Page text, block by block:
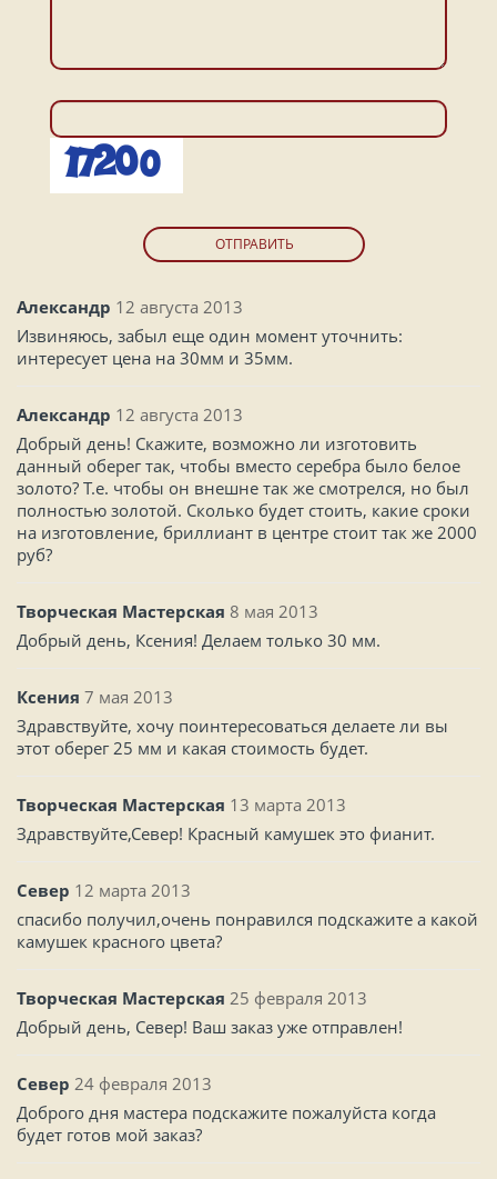
ОТПРАВИТЬ
Александр 12 августа 2013
Извиняюсь, забыл еще один момент уточнить:
интересует цена на 30мм и 35мм.
Александр 12 августа 2013
Добрый день! Скажите, возможно ли изготовить
данный оберег так, чтобы вместо серебра было белое
золото? Т.е. чтобы он внешне так же смотрелся, но был
полностью золотой. Сколько будет стоить, какие сроки
на изготовление, бриллиант в центре стоит так же 2000
руб?
Творческая Мастерская 8 мая 2013
Добрый день, Ксения! Делаем только 30 мм.
Ксения 7 мая 2013
Здравствуйте, хочу поинтересоваться делаете ли вы
этот оберег 25 мм и какая стоимость будет.
Творческая Мастерская 13 марта 2013
Здравствуйте,Север! Красный камушек это фианит.
Север 12 марта 2013
спасибо получил,очень понравился подскажите а какой
камушек красного цвета?
Творческая Мастерская 25 февраля 2013
Добрый день, Север! Ваш заказ уже отправлен!
Север 24 февраля 2013
Доброго дня мастера подскажите пожалуйста когда
будет готов мой заказ?